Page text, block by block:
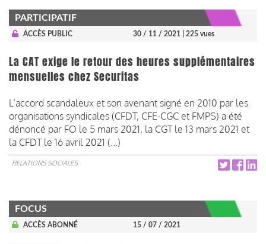
PARTICIPATIF
ACCÈS PUBLIC 30 / 11 / 2021 | 225 vues
La CAT exige le retour des heures supplémentaires
mensuelles chez Securitas
L’accord scandaleux et son avenant signé en 2010 par les
organisations syndicales (CFDT, CFE-CGC et FMPS) a été
dénoncé par FO le 5 mars 2021, la CGT le 13 mars 2021 et
la CFDT le 16 avril 2021 (...)
RELATIONS SOCIALES
FOCUS
ACCÈS ABONNÉ 15 / 07 / 2021